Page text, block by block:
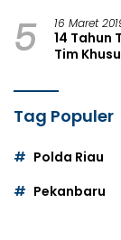
5 16 Maret
14 Tahun
Tim
Tag Populer
Polda Riau
Pekanbaru